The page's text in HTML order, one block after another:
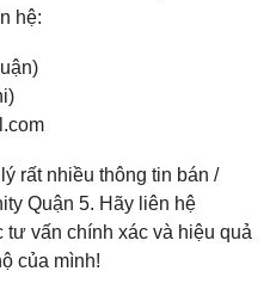
hệ:
rất nhiều thông tin bán /
Quận 5. Hãy liên hệ
vấn chính xác và hiệu quả
của mình!